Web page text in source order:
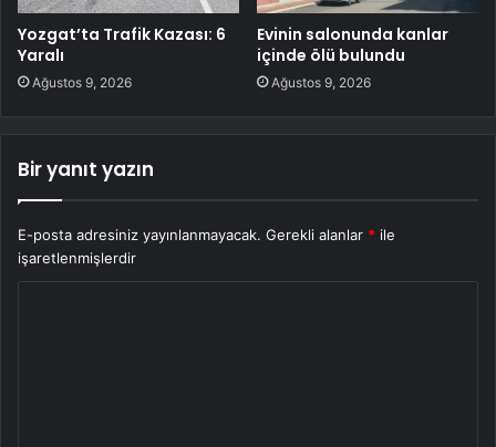
Yozgat’ta Trafik Kazası: 6
Yaralı
Ağustos 9, 2026
Evinin salonunda kanlar
içinde ölü bulundu
Ağustos 9, 2026
Bir yanıt yazın
E-posta adresiniz yayınlanmayacak. Gerekli alanlar * ile
işaretlenmişlerdir